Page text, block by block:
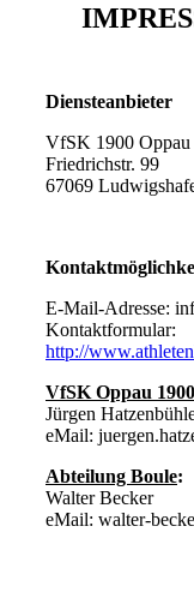
Diensteanbieter
VfSK 1900 Oppau
Friedrichstr. 99
67069
E-Mail-Adresse:
Kontaktformular:
http://
VfSK Oppau
Jürgen
eMail:
Abteilung Boule:
Walter Becker
eMail: walter-